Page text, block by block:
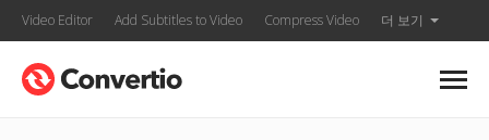
Video Editor Add Subtitles to Video Compress Video 더 보기